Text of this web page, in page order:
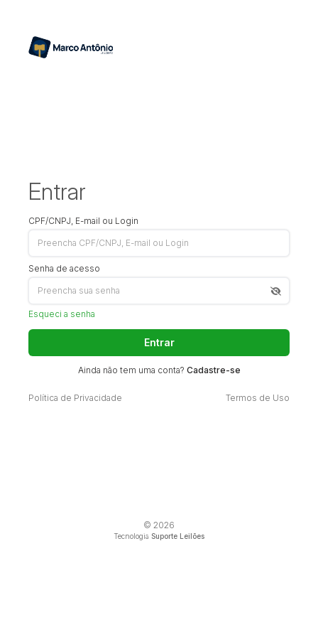
Entrar
CPF/CNPJ, E-mail ou Login
Senha de acesso
Esqueci a senha
Entrar
Ainda não tem uma conta? Cadastre-se
Política de Privacidade Termos de Uso
© 2026
Tecnologia Suporte Leilões